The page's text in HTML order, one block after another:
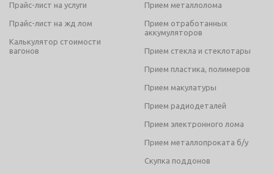
Прайс-лист на услуги
Прайс-лист на жд лом
Калькулятор стоимости
вагонов
Прием металлолома
Прием отработанных
аккумуляторов
Прием стекла и стеклотары
Прием пластика, полимеров
Прием макулатуры
Прием радиодеталей
Прием электронного лома
Прием металлопроката б/у
Скупка поддонов